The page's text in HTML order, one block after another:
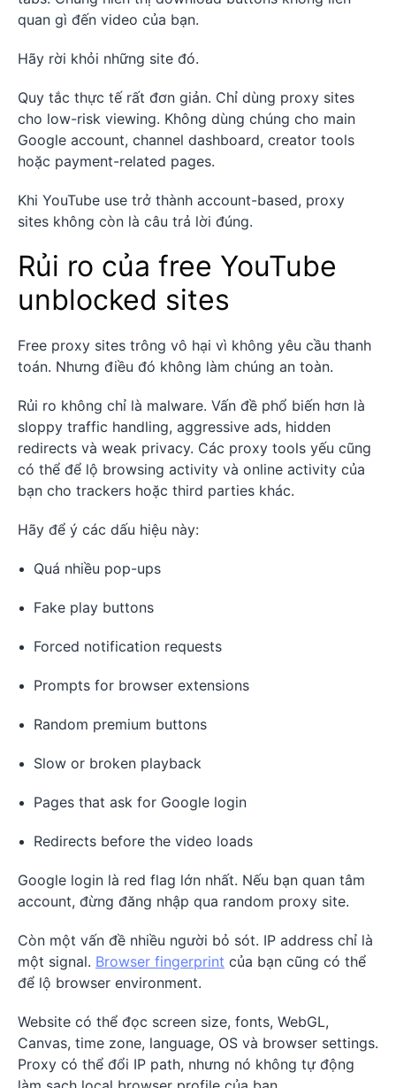
quan gì đến video của bạn.
Hãy rời khỏi những site đó.
Quy tắc thực tế rất đơn giản. Chỉ dùng proxy sites
cho low-risk viewing. Không dùng chúng cho main
Google account, channel dashboard, creator tools
hoặc payment-related pages.
Khi YouTube use trở thành account-based, proxy
sites không còn là câu trả lời đúng.
Rủi ro của free YouTube
unblocked sites
Free proxy sites trông vô hại vì không yêu cầu thanh
toán. Nhưng điều đó không làm chúng an toàn.
Rủi ro không chỉ là malware. Vấn đề phổ biến hơn là
sloppy traffic handling, aggressive ads, hidden
redirects và weak privacy. Các proxy tools yếu cũng
có thể để lộ browsing activity và online activity của
bạn cho trackers hoặc third parties khác.
Hãy để ý các dấu hiệu này:
Quá nhiều pop-ups
Fake play buttons
Forced notification requests
Prompts for browser extensions
Random premium buttons
Slow or broken playback
Pages that ask for Google login
Redirects before the video loads
Google login là red flag lớn nhất. Nếu bạn quan tâm
account, đừng đăng nhập qua random proxy site.
Còn một vấn đề nhiều người bỏ sót. IP address chỉ là
một signal. Browser fingerprint của bạn cũng có thể
để lộ browser environment.
Website có thể đọc screen size, fonts, WebGL,
Canvas, time zone, language, OS và browser settings.
Proxy có thể đổi IP path, nhưng nó không tự động